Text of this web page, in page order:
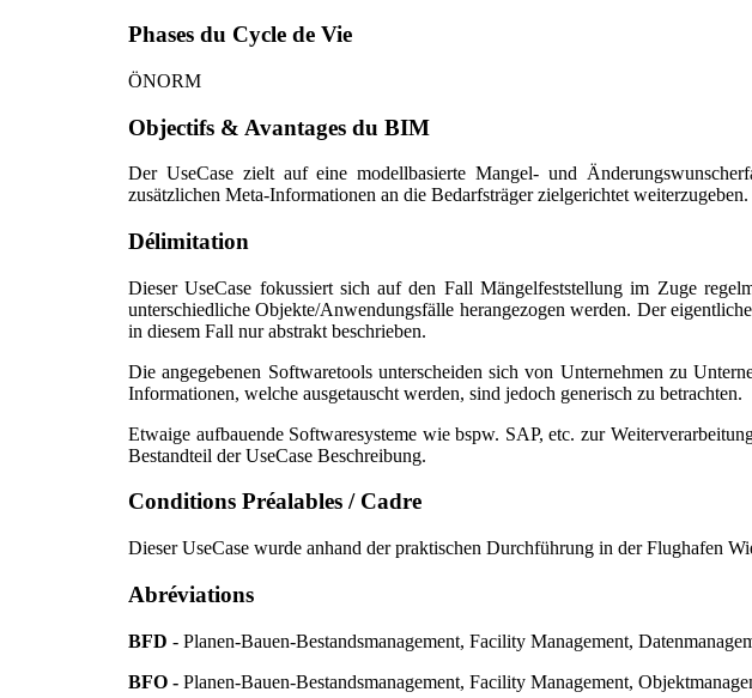
Phases du Cycle de Vie
ÖNORM
Objectifs & Avantages du BIM
Der UseCase zielt auf eine modellbasierte Mangel- und
zusätzlichen Meta-Informationen an die Bedarfsträger zielgerichtet weiterzugeben.
Délimitation
Dieser UseCase fokussiert sich auf den Fall Mängelfeststellung im Zuge
unterschiedliche Objekte/Anwendungsfälle herangezogen werden. Der
in diesem Fall nur abstrakt beschrieben.
Die angegebenen Softwaretools unterscheiden sich von Unternehmen zu
Informationen, welche ausgetauscht werden, sind jedoch generisch zu betrachten.
Etwaige aufbauende Softwaresysteme wie bspw. SAP, etc. zur
Bestandteil der UseCase Beschreibung.
Conditions Préalables / Cadre
Dieser UseCase wurde anhand der praktischen Durchführung in der Flughafen
Abréviations
BFD - Planen-Bauen-Bestandsmanagement, Facility Management,
BFO - Planen-Bauen-Bestandsmanagement, Facility Management,